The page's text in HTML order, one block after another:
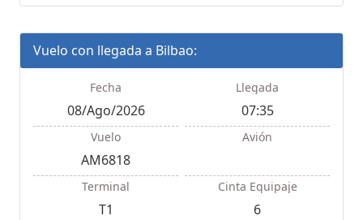
Vuelo con llegada a Bilbao:
Fecha
08/Ago/2026
Llegada
07:35
Vuelo
AM6818
Avión
Terminal
T1
Cinta Equipaje
6